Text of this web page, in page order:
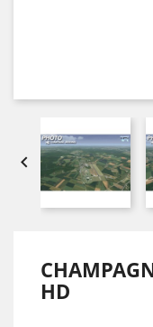

HD